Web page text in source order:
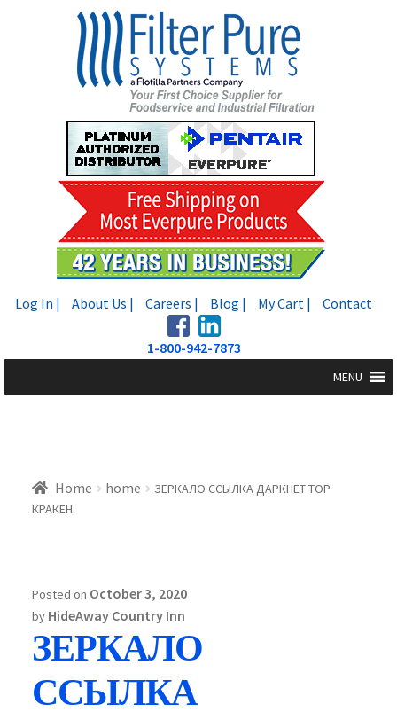
Log In | About Us | Careers | Blog | My Cart | Contact
1-800-942-7873
MENU
Home home
ЗЕРКАЛО ССЫЛКА ДАРКНЕТ ТОР
КРАКЕН
Posted on October 3, 2020
by HideAway Country Inn
ЗЕРКАЛО
ССЫЛКА